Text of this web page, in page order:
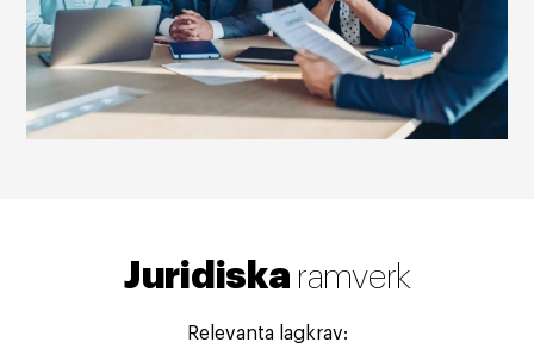
Juridiska ramverk
Relevanta lagkrav: